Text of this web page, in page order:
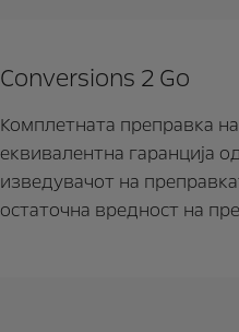
Conversions 2 Go
Комплетната преправка
еквивалентна гаранција
изведувачот на
остаточна вредност на